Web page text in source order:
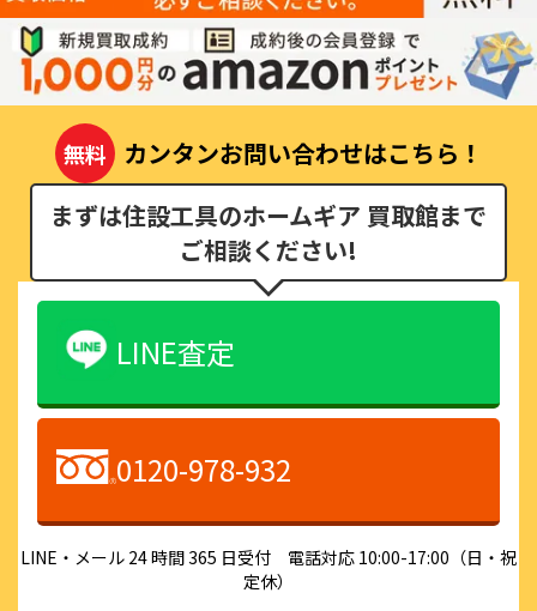
無料
カンタンお問い合わせはこちら！
まずは住設工具のホームギア 買取館まで
ご相談ください!
LINE査定
0120-978-932
LINE・メール 24 時間 365 日受付 電話対応 10:00-17:00（日・祝
定休）